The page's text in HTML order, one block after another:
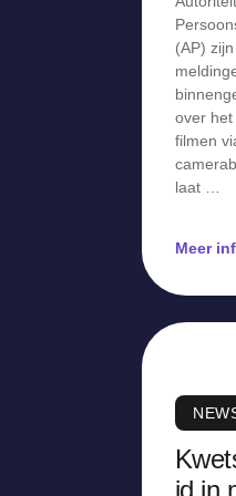
(AP)
over het
filmen
laat …
Meer
id in